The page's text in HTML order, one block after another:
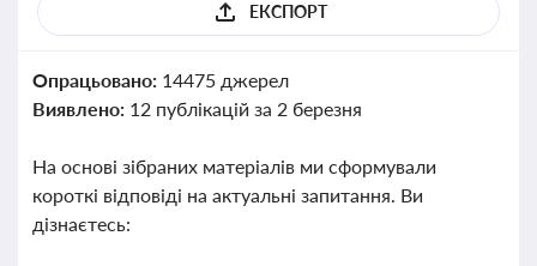
ЕКСПОРТ
Опрацьовано: 14475 джерел
Виявлено: 12 публікацій за 2 березня
На основі зібраних матеріалів ми сформували
короткі відповіді на актуальні запитання. Ви
дізнаєтесь: